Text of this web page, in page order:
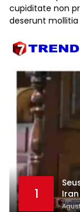
cupiditate non
deserunt
1